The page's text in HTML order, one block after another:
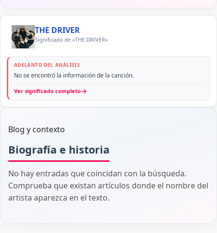
THE DRIVER
Significado de «THE DRIVER»
ADELANTO DEL ANÁLISIS
No se encontró la información de la canción.
Ver significado completo→
Blog y contexto
Biografía e historia
No hay entradas que coincidan con la búsqueda.
Comprueba que existan artículos donde el nombre del
artista aparezca en el texto.